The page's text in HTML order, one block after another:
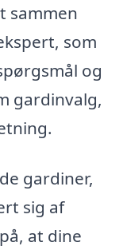
sammen
som
og
gardinvalg,
gardiner,
sig af
at dine